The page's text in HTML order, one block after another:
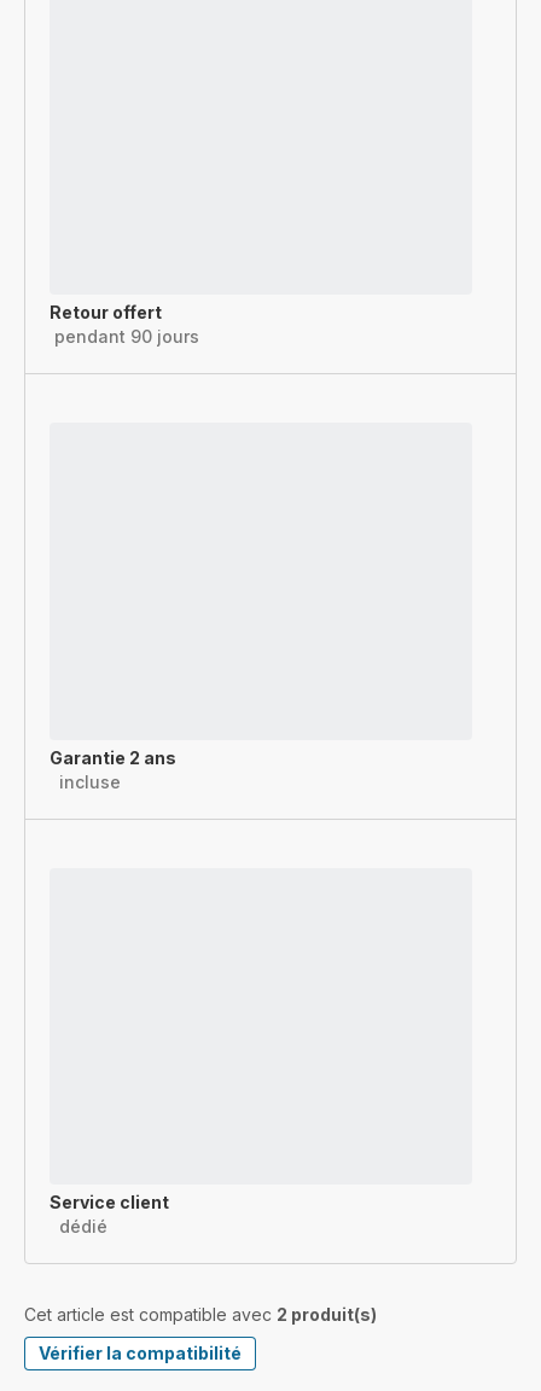
Retour offert
pendant 90 jours
Garantie 2 ans
incluse
Service client
dédié
Cet article est compatible avec 2 produit(s)
Vérifier la compatibilité